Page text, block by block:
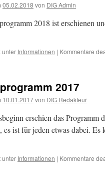
05.02.2018 von DIG Admin
2018 ist erschienen
unter Informationen | Kommentare
2017
10.01.2017von DIG Redakteur
erschien das Programm
ist für jeden etwas dabei.
unter Informationen | Kommentare